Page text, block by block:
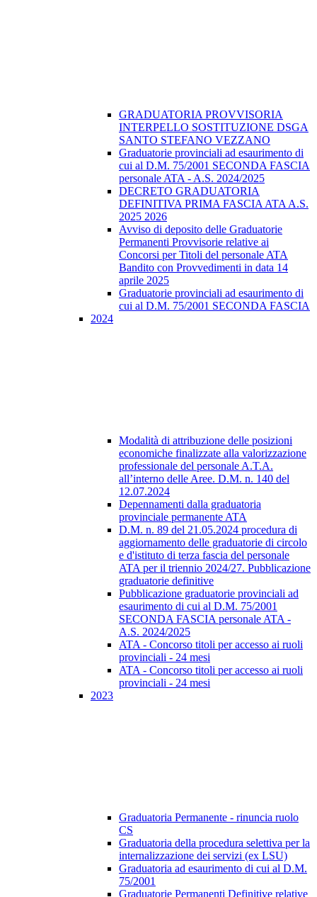
GRADUATORIA PROVVISORIA
INTERPELLO SOSTITUZIONE DSGA
SANTO STEFANO VEZZANO
Graduatorie provinciali ad esaurimento di
cui al D.M. 75/2001 SECONDA FASCIA
personale ATA - A.S. 2024/2025
DECRETO GRADUATORIA
DEFINITIVA PRIMA FASCIA ATA A.S.
2025 2026
Avviso di deposito delle Graduatorie
Permanenti Provvisorie relative ai
Concorsi per Titoli del personale ATA
Bandito con Provvedimenti in data 14
aprile 2025
Graduatorie provinciali ad esaurimento di
cui al D.M. 75/2001 SECONDA FASCIA
2024
Modalità di attribuzione delle posizioni
economiche finalizzate alla valorizzazione
professionale del personale A.T.A.
all’interno delle Aree. D.M. n. 140 del
12.07.2024
Depennamenti dalla graduatoria
provinciale permanente ATA
D.M. n. 89 del 21.05.2024 procedura di
aggiornamento delle graduatorie di circolo
e d'istituto di terza fascia del personale
ATA per il triennio 2024/27. Pubblicazione
graduatorie definitive
Pubblicazione graduatorie provinciali ad
esaurimento di cui al D.M. 75/2001
SECONDA FASCIA personale ATA -
A.S. 2024/2025
ATA - Concorso titoli per accesso ai ruoli
provinciali - 24 mesi
ATA - Concorso titoli per accesso ai ruoli
provinciali - 24 mesi
2023
Graduatoria Permanente - rinuncia ruolo
CS
Graduatoria della procedura selettiva per la
internalizzazione dei servizi (ex LSU)
Graduatoria ad esaurimento di cui al D.M.
75/2001
Graduatorie Permanenti Definitive relative